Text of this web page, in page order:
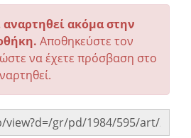
αναρτηθεί ακόμα στην
Αποθηκεύστε τον
να έχετε πρόσβαση στο